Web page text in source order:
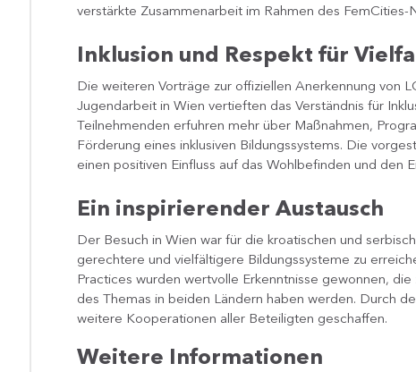
verstärkte Zusammenarbeit im Rahmen des
Inklusion und Respekt für
Die weiteren Vorträge zur offiziellen Anerkennung von
Jugendarbeit in Wien vertieften das Verständnis für
Teilnehmenden erfuhren mehr über Maßnahmen,
Förderung eines inklusiven Bildungssystems. Die
einen positiven Einfluss auf das Wohlbefinden und den
Ein inspirierender Austausch
Der Besuch in Wien war für die kroatischen und
gerechtere und vielfältigere Bildungssysteme zu
Practices wurden wertvolle Erkenntnisse gewonnen,
des Themas in beiden Ländern haben werden. Durch
weitere Kooperationen aller Beteiligten geschaffen.
Weitere Informationen